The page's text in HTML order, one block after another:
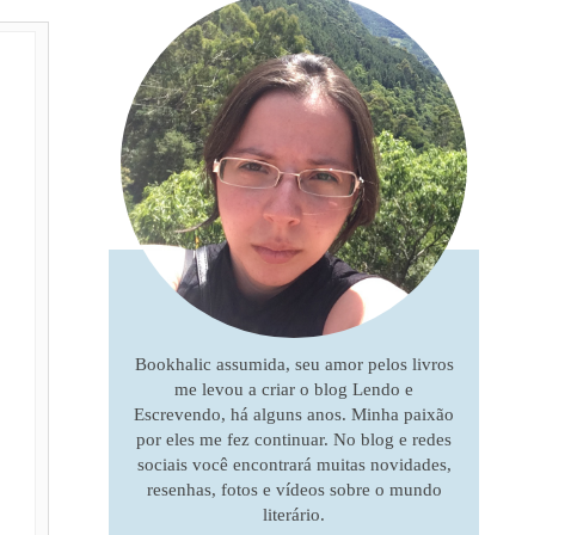
Bookhalic assumida, seu amor pelos livros
me levou a criar o blog Lendo e
Escrevendo, há alguns anos. Minha paixão
por eles me fez continuar. No blog e redes
sociais você encontrará muitas novidades,
resenhas, fotos e vídeos sobre o mundo
literário.